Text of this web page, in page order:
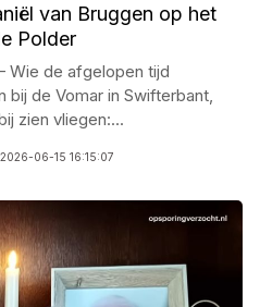
van Bruggen op het
Polder
Wie de afgelopen tijd
de Vomar in Swifterbant,
zien vliegen:...
2026-06-15 16:15:07